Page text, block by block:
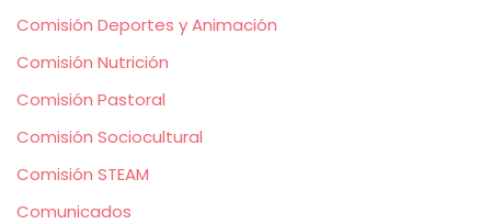
Comisión Deportes y Animación
Comisión Nutrición
Comisión Pastoral
Comisión Sociocultural
Comisión STEAM
Comunicados